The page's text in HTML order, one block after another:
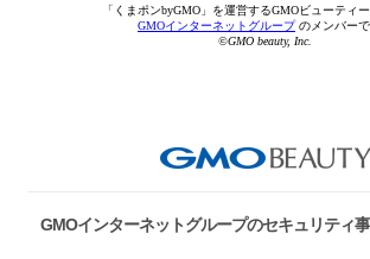
「くまポンbyGMO」を運営するGMOビューティ
GMOインターネットグループのメンバーで
©GMO beauty, Inc.
GMOインターネットグループのセキュリティ